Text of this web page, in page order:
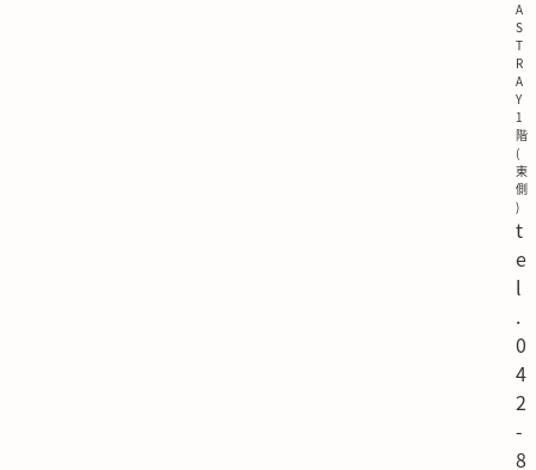
A
S
T
R
A
Y
1
階
(
東
側
)
t
e
l
.
0
4
2
-
8